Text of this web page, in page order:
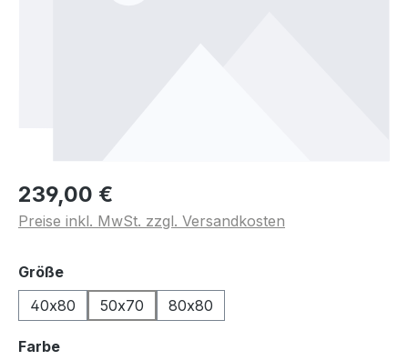
239,00 €
Preise inkl. MwSt. zzgl. Versandkosten
Größeauswählen
40x80
50x70 80x80
Farbeauswählen